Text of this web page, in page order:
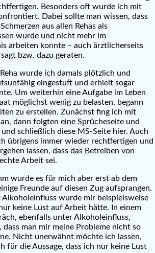
Besonders oft wurde ich mit
Dabei sollte man wissen, dass
aus allen Rehas als
wurde und nicht mehr im
arbeiten konnte – auch ärztlicherseits
bzw. dazu geraten.
wurde ich damals plötzlich und
eingestuft und erhielt sogar
Um weiterhin eine Aufgabe im Leben
möglichst wenig zu belasten, begann
zu erstellen. Zunächst fing ich mit
dann folgten eine Sprücheseite und
schließlich diese MS-Seite hier. Auch
übrigens immer wieder rechtfertigen und
lassen, dass das Betreiben von
Arbeit sei.
wurde es für mich aber erst ab dem
Freunde auf diesen Zug aufsprangen.
wurde mir beispielsweise
keine Lust auf Arbeit hätte. In einem
ebenfalls unter Alkoholeinfluss,
man mir meine Probleme nicht so
Nicht unerwähnt möchte ich lassen,
für die Aussage, dass ich nur keine Lust